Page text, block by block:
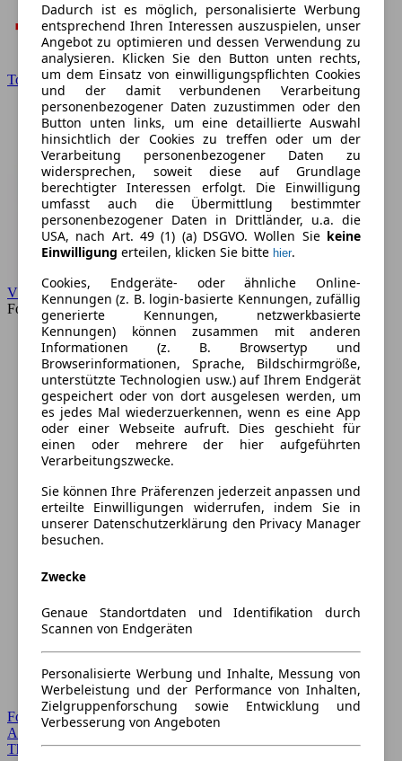
Toyota
VW
Forum
Forum Startseite
Alle Auto-Foren
Themen-Forum
Dadurch ist es möglich, personalisierte Werbung
entsprechend Ihren Interessen auszuspielen, unser
Angebot zu optimieren und dessen Verwendung zu
analysieren. Klicken Sie den Button unten rechts,
um dem Einsatz von einwilligungspflichten Cookies
und der damit verbundenen Verarbeitung
personenbezogener Daten zuzustimmen oder den
Button unten links, um eine detaillierte Auswahl
hinsichtlich der Cookies zu treffen oder um der
Verarbeitung personenbezogener Daten zu
widersprechen, soweit diese auf Grundlage
berechtigter Interessen erfolgt. Die Einwilligung
umfasst auch die Übermittlung bestimmter
personenbezogener Daten in Drittländer, u.a. die
USA, nach Art. 49 (1) (a) DSGVO. Wollen Sie keine
Einwilligung erteilen, klicken Sie bitte hier.
Cookies, Endgeräte- oder ähnliche Online-
Kennungen (z. B. login-basierte Kennungen, zufällig
generierte Kennungen, netzwerkbasierte
Kennungen) können zusammen mit anderen
Informationen (z. B. Browsertyp und
Browserinformationen, Sprache, Bildschirmgröße,
unterstützte Technologien usw.) auf Ihrem Endgerät
gespeichert oder von dort ausgelesen werden, um
es jedes Mal wiederzuerkennen, wenn es eine App
oder einer Webseite aufruft. Dies geschieht für
einen oder mehrere der hier aufgeführten
Verarbeitungszwecke.
Sie können Ihre Präferenzen jederzeit anpassen und
erteilte Einwilligungen widerrufen, indem Sie in
unserer Datenschutzerklärung den Privacy Manager
besuchen.
Zwecke
Genaue Standortdaten und Identifikation durch
Scannen von Endgeräten
Personalisierte Werbung und Inhalte, Messung von
Werbeleistung und der Performance von Inhalten,
Zielgruppenforschung sowie Entwicklung und
Verbesserung von Angeboten